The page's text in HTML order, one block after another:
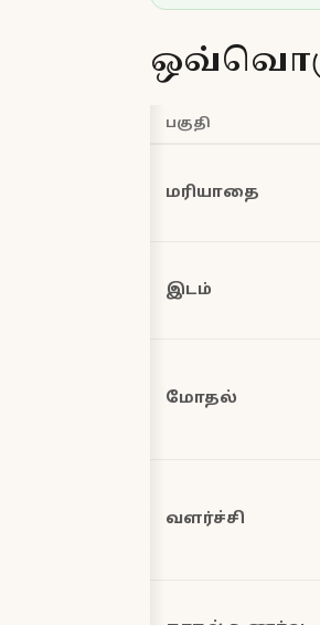
பகுதி
மரியாதை
இடம்
மோதல்
வளர்ச்சி